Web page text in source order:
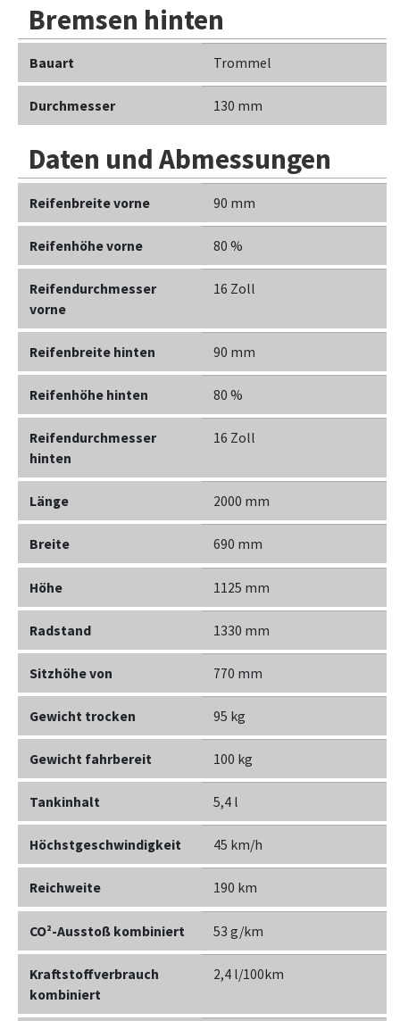
Bremsen hinten
Bauart Trommel
Durchmesser 130 mm
Daten und Abmessungen
Reifenbreite vorne 90 mm
Reifenhöhe vorne 80 %
Reifendurchmesser
vorne
16 Zoll
Reifenbreite hinten 90 mm
Reifenhöhe hinten 80 %
Reifendurchmesser
hinten
16 Zoll
Länge 2000 mm
Breite 690 mm
Höhe 1125 mm
Radstand 1330 mm
Sitzhöhe von 770 mm
Gewicht trocken 95 kg
Gewicht fahrbereit 100 kg
Tankinhalt 5,4 l
Höchstgeschwindigkeit 45 km/h
Reichweite 190 km
CO²-Ausstoß kombiniert 53 g/km
Kraftstoffverbrauch
kombiniert
2,4 l/100km